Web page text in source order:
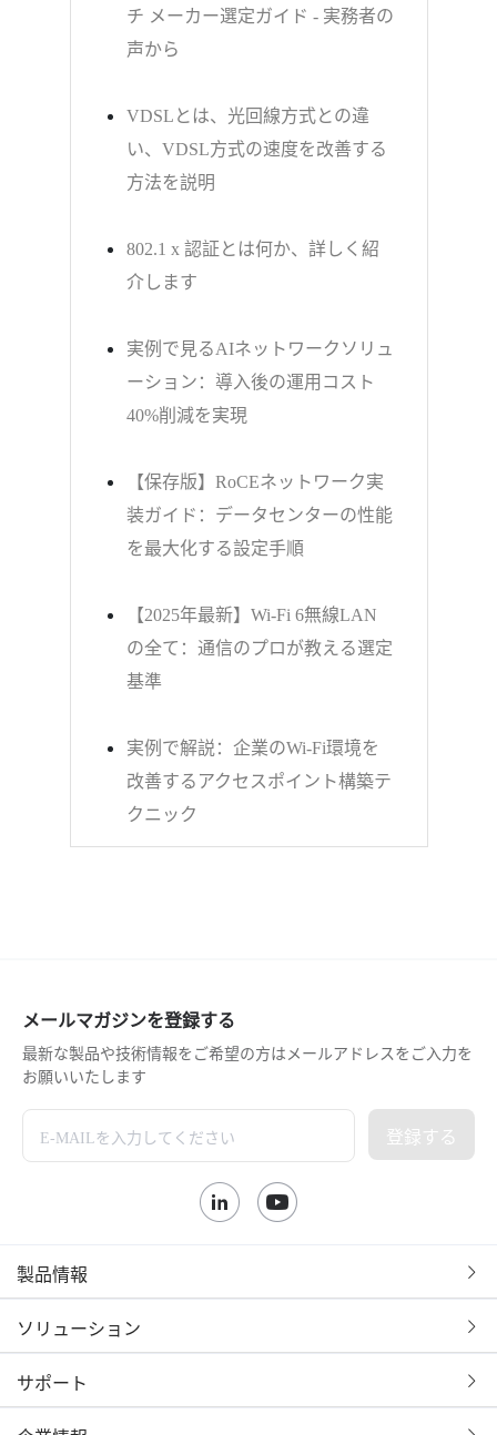
チ メーカー選定ガイド - 実務者の
声から
VDSLとは、光回線方式との違
い、VDSL方式の速度を改善する
方法を説明
802.1 x 認証とは何か、詳しく紹
介します
実例で見るAIネットワークソリュ
ーション：導入後の運用コスト
40%削減を実現
【保存版】RoCEネットワーク実
装ガイド：データセンターの性能
を最大化する設定手順
【2025年最新】Wi-Fi 6無線LAN
の全て：通信のプロが教える選定
基準
実例で解説：企業のWi-Fi環境を
改善するアクセスポイント構築テ
クニック
メールマガジンを登録する
最新な製品や技術情報をご希望の方はメールアドレスをご入力を
お願いいたします
登録する
製品情報
ソリューション
サポート